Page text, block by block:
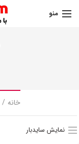
منو
خانه
نمایش سایدبار